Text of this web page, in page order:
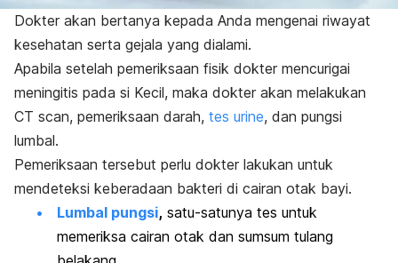
Dokter akan bertanya kepada Anda mengenai riwayat
kesehatan serta gejala yang dialami.
Apabila setelah pemeriksaan fisik dokter mencurigai
meningitis pada si Kecil, maka dokter akan melakukan
CT scan, pemeriksaan darah, tes urine, dan pungsi
lumbal.
Pemeriksaan tersebut perlu dokter lakukan untuk
mendeteksi keberadaan bakteri di cairan otak bayi.
Lumbal pungsi, satu-satunya tes untuk
memeriksa cairan otak dan sumsum tulang